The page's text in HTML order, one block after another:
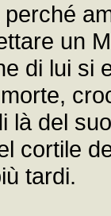
un
di lui si
là del
cortile
tardi.